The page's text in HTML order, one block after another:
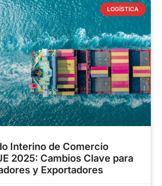
LOGÍSTICA
Interino de Comercio
2025: Cambios Clave para
y Exportadores